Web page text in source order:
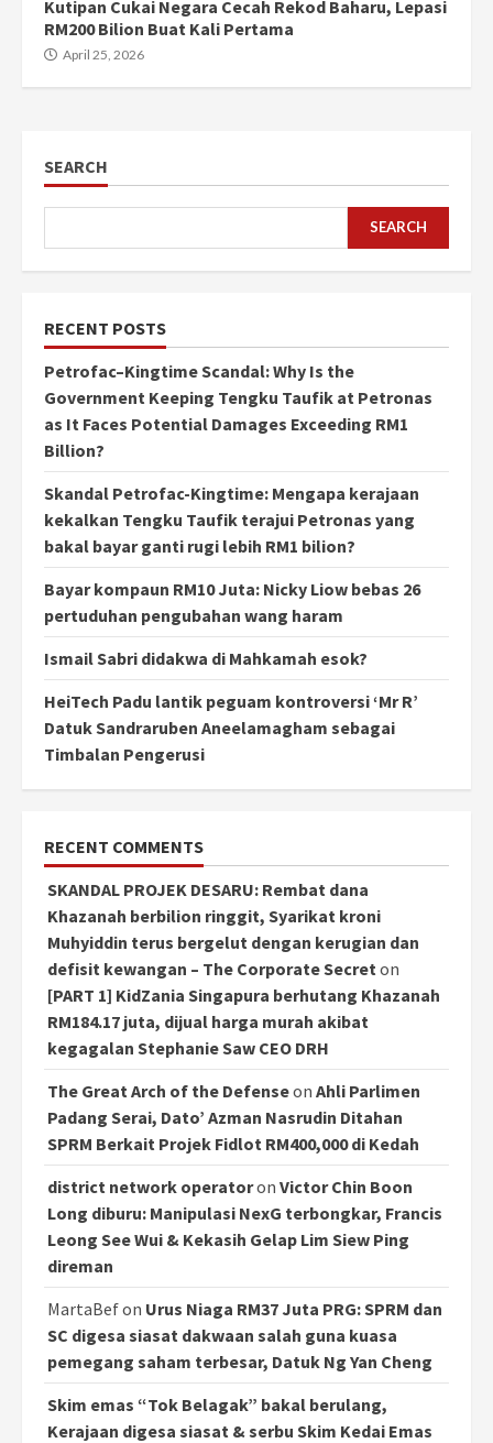
Kutipan Cukai Negara Cecah Rekod Baharu, Lepasi
RM200 Bilion Buat Kali Pertama
April 25, 2026
SEARCH
SEARCH
RECENT POSTS
Petrofac–Kingtime Scandal: Why Is the
Government Keeping Tengku Taufik at Petronas
as It Faces Potential Damages Exceeding RM1
Billion?
Skandal Petrofac-Kingtime: Mengapa kerajaan
kekalkan Tengku Taufik terajui Petronas yang
bakal bayar ganti rugi lebih RM1 bilion?
Bayar kompaun RM10 Juta: Nicky Liow bebas 26
pertuduhan pengubahan wang haram
Ismail Sabri didakwa di Mahkamah esok?
HeiTech Padu lantik peguam kontroversi ‘Mr R’
Datuk Sandraruben Aneelamagham sebagai
Timbalan Pengerusi
RECENT COMMENTS
SKANDAL PROJEK DESARU: Rembat dana
Khazanah berbilion ringgit, Syarikat kroni
Muhyiddin terus bergelut dengan kerugian dan
defisit kewangan – The Corporate Secret on
[PART 1] KidZania Singapura berhutang Khazanah
RM184.17 juta, dijual harga murah akibat
kegagalan Stephanie Saw CEO DRH
The Great Arch of the Defenseon Ahli Parlimen
Padang Serai, Dato’ Azman Nasrudin Ditahan
SPRM Berkait Projek Fidlot RM400,000 di Kedah
district network operatoron Victor Chin Boon
Long diburu: Manipulasi NexG terbongkar, Francis
Leong See Wui & Kekasih Gelap Lim Siew Ping
direman
MartaBefon Urus Niaga RM37 Juta PRG: SPRM dan
SC digesa siasat dakwaan salah guna kuasa
pemegang saham terbesar, Datuk Ng Yan Cheng
Skim emas “Tok Belagak” bakal berulang,
Kerajaan digesa siasat & serbu Skim Kedai Emas